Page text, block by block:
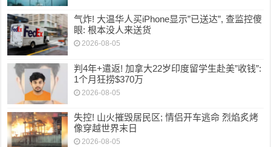
气炸! 大温华人买iPhone显示”已送达”, 查监控傻
眼: 根本没人来送货
2026-08-05
判4年+遣返! 加拿大22岁印度留学生赴美”收钱”:
1个月狂捞$370万
2026-08-05
失控! 山火摧毁居民区; 情侣开车逃命 烈焰炙烤
像穿越世界末日
2026-08-05